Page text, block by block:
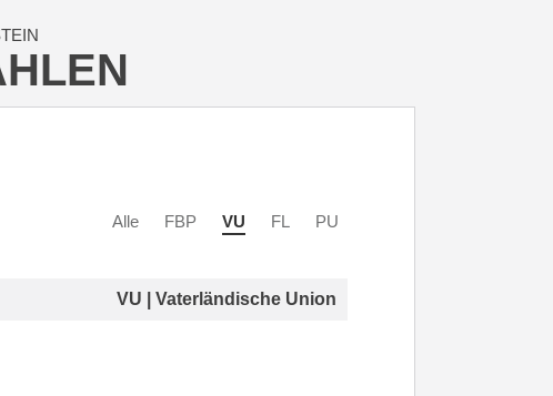
Alle FBP VU FL PU
VU | Vaterländische Union